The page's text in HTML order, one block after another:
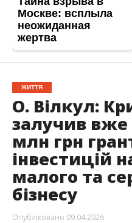
ЖИТТЯ
О. Вілкул:
залучив вже
млн грн
інвестицій
малого та
бізнесу
Опубліковано 09.04.2026